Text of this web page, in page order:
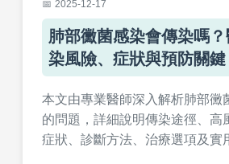
2025-12-17
肺部黴菌感染會傳染嗎
染風險、症狀與預防關鍵
本文由專業醫師深入解析肺部黴
的問題，詳細說明傳染途徑、高
症狀、診斷方法、治療選項及實